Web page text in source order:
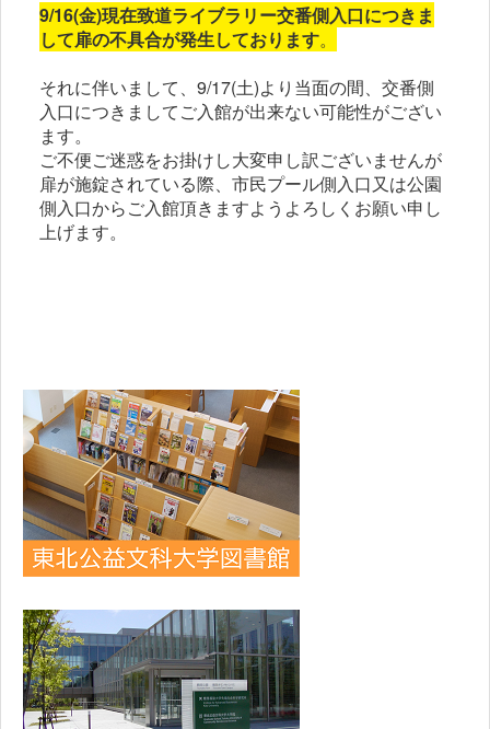
9/16(金)現在致道ライブラリー交番側入口につきま
して扉の不具合が発生しております。
それに伴いまして、9/17(土)より当面の間、交番側
入口につきましてご入館が出来ない可能性がござい
ます。
ご不便ご迷惑をお掛けし大変申し訳ございませんが
扉が施錠されている際、市民プール側入口又は公園
側入口からご入館頂きますようよろしくお願い申し
上げます。